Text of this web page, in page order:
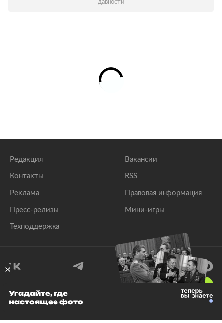
давности
Редакция
Контакты
Реклама
Пресс-релизы
Техподдержка
Вакансии
RSS
Правовая информация
Мини-игры
© 1999–2026 Все права защищены.
Угадайте, где
настоящее фото